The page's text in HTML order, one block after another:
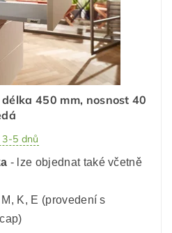
450 mm, nosnost 40
5 dnů
- lze objednat také včetně
K, E (provedení s